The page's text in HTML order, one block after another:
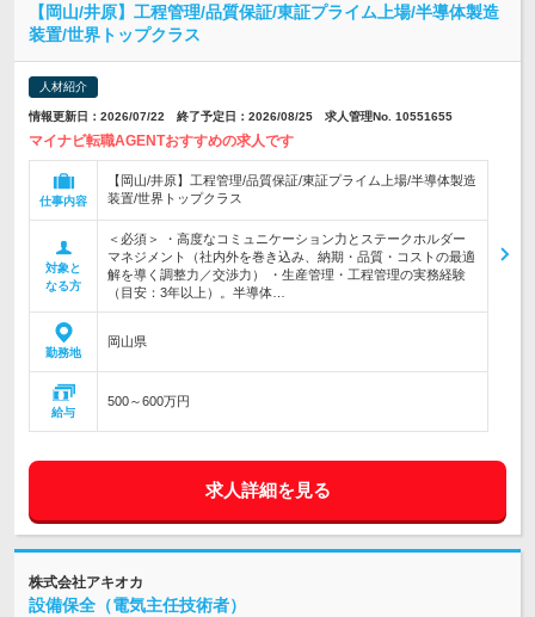
【岡山/井原】工程管理/品質保証/東証プライム上場/半導体製造
装置/世界トップクラス
人材紹介
情報更新日：2026/07/22 終了予定日：2026/08/25 求人管理No. 10551655
マイナビ転職AGENTおすすめの求人です
仕事内容
【岡山/井原】工程管理/品質保証/東証プライム上場/半導体製造
装置/世界トップクラス
対象と
なる方
＜必須＞ ・高度なコミュニケーション力とステークホルダー
マネジメント（社内外を巻き込み、納期・品質・コストの最適
解を導く調整力／交渉力） ・生産管理・工程管理の実務経験
（目安：3年以上）。半導体…
勤務地
岡山県
給与
500～600万円
求人詳細を見る
株式会社アキオカ
設備保全（電気主任技術者）